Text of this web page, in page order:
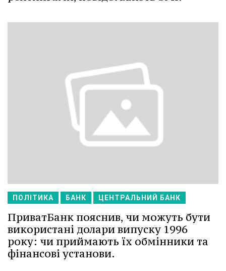
ПОЛІТИКА БАНК ЦЕНТРАЛЬНИЙ БАНК
ПриватБанк пояснив, чи можуть бути
використані долари випуску 1996
року: чи приймають їх обмінники та
фінансові установи.